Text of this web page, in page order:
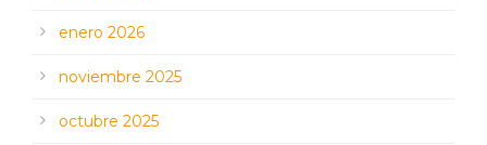
enero 2026
noviembre 2025
octubre 2025